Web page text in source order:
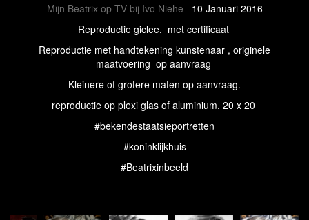
Mijn Beatrix op TV bij Ivo Niehe 10 Januari 2016
Reproductie giclee, met certificaat
Reproductie met handtekening kunstenaar , originele
maatvoering op aanvraag
Kleinere of grotere maten op aanvraag.
reproductie op plexi glas of aluminium, 20 x 20
#bekendestaatsieportretten
#koninklijkhuis
#Beatrixinbeeld